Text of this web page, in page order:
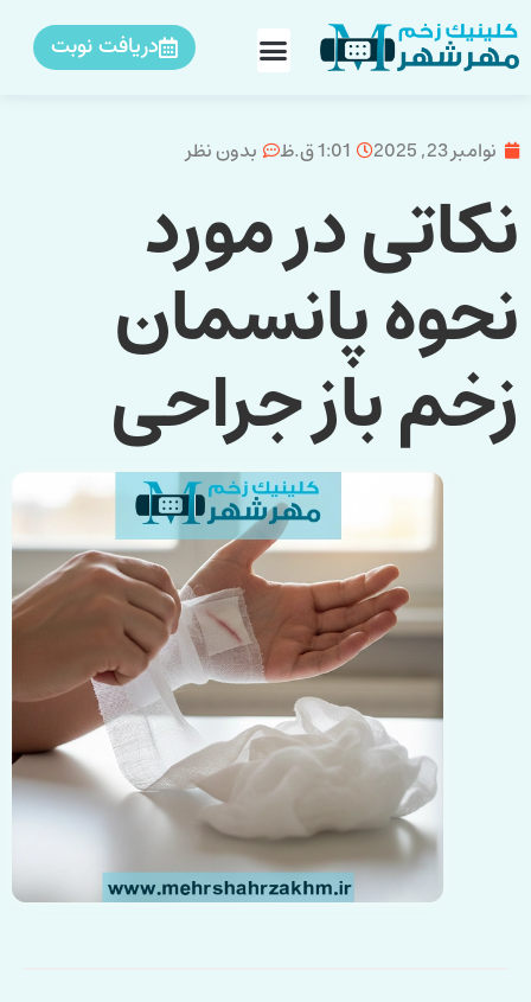
دریافت نوبت
نوامبر 23, 2025 1:01 ق.ظ بدون نظر
نکاتی در مورد
نحوه پانسمان
زخم باز جراحی